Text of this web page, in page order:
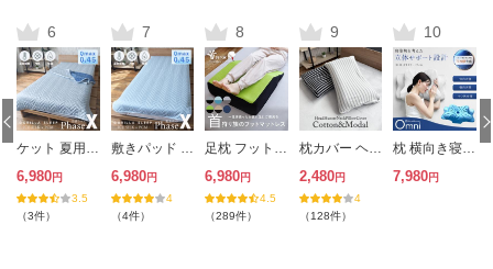
6,980
3
6,980
4
6,980
289
枕カバー ヘッドハンターネックピロー専用 ストレッチピローカバー コットン＆モダール
2,480
128
7,980